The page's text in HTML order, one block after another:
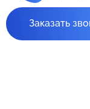
Заказать